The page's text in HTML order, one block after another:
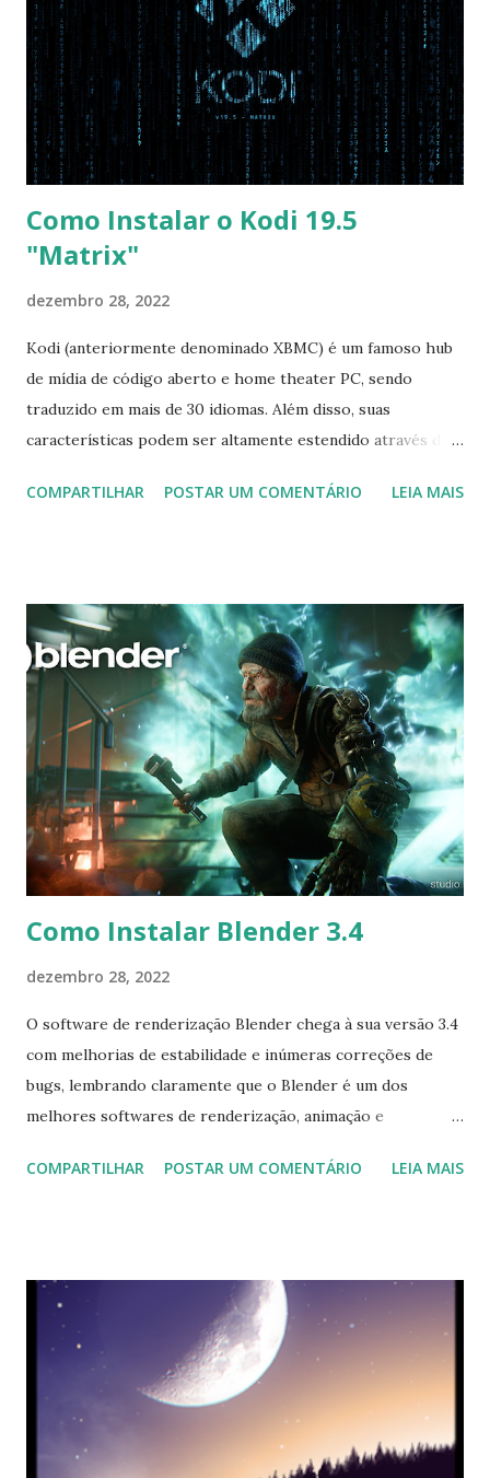
quebrado em utilitários de componentes sem marca para
serem compartilhados por AVL-MXE e MXDE-EFL;
Liquorix kernel 6.0; desktop Xfce completo com
composição Compton; utilitário gráfico RTCQS de Jeremy
Jongepier; adicionado plug-in Auburn Sounds Lens (versão
gratuita); adicionado plug-ins Socalabs; adicionado Blender
de Blender.o...
Como Instalar o Kodi 19.5
"Matrix"
dezembro 28, 2022
Kodi (anteriormente denominado XBMC) é um famoso hub
de mídia de código aberto e home theater PC, sendo
traduzido em mais de 30 idiomas. Além disso, suas
características podem ser altamente estendido através de
(personal video recorder). A versão final do Kodi 19.5
repository ppa:team-xbmc/ppa $ sudo apt-get update $
sudo apt-get install kodi Use o comando a seguir para
instalar codecs de áudio e outros complementos,
executando: $ sudo apt-get install --install-suggests
kodi Para remover, execute: $ sudo apt-get remove
kodi*
COMPARTILHAR POSTAR UM COMENTÁRIO LEIA MAIS
Como Instalar Blender 3.4
dezembro 28, 2022
O software de renderização Blender chega à sua versão 3.4
com melhorias de estabilidade e inúmeras correções de
bugs, lembrando claramente que o Blender é um dos
melhores softwares de renderização, animação e
personalizável e fácil de usar. Para saber todas as novidades
update $ sudo apt-get install blender
COMPARTILHAR POSTAR UM COMENTÁRIO LEIA MAIS